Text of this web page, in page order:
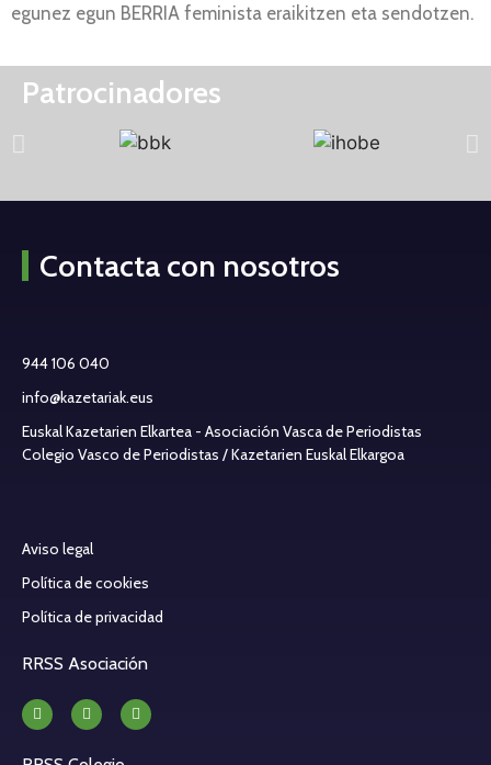
egunez egun BERRIA feminista eraikitzen eta sendotzen.
Patrocinadores
Contacta con nosotros
944 106 040
info@kazetariak.eus
Euskal Kazetarien Elkartea - Asociación Vasca de Periodistas
Colegio Vasco de Periodistas / Kazetarien Euskal Elkargoa
Aviso legal
Política de cookies
Política de privacidad
RRSS Asociación